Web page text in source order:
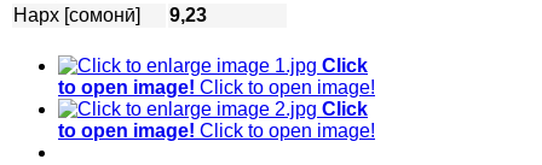
Нарх [сомонӣ]
9,23
Click
to open image! Click to open image!
Click
to open image! Click to open image!